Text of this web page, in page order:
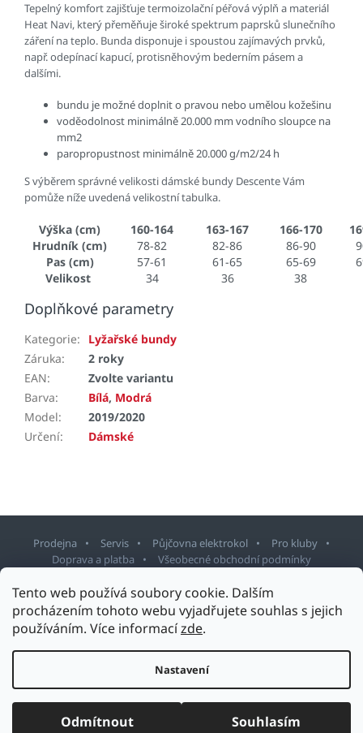
Tento web používá soubory cookie. Dalším
procházením tohoto webu vyjadřujete souhlas s jejich
používáním. Více informacízde.
Nastavení
Odmítnout Souhlasím
Tepelný komfort zajišťuje termoizolační péřová výplň a materiál
Heat Navi, který přeměňuje široké spektrum paprsků slunečního
záření na teplo. Bunda disponuje i spoustou zajímavých prvků,
např. odepínací kapucí, protisněhovým bederním pásem a
dalšími.
bundu je možné doplnit o pravou nebo umělou kožešinu
voděodolnost minimálně 20.000 mm vodního sloupce na
mm2
paropropustnost minimálně 20.000 g/m2/24 h
S výběrem správné velikosti dámské bundy Descente Vám
pomůže níže uvedená velikostní tabulka.
Výška (cm) 160-164 163-167 166-170
Hrudník (cm)
78-82 82-86 86-90
Pas (cm)
57-61 61-65 65-69
Velikost
34 36 38
Doplňkové parametry
Kategorie:
Lyžařské bundy
Záruka:
2 roky
EAN:
Zvolte variantu
Barva: Bílá, Modrá
Model:
2019/2020
Určení: Dámské
Prodejna Servis Půjčovna elektrokol
Pro kluby
Doprava a platba
Všeobecné obchodní podmínky
Vytvořil Shoptet
Upravit nastavení cookies
Design šablony vytvořilShoptetak.cz